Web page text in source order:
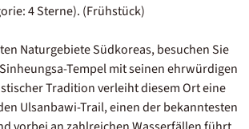
4 Sterne). (Frühstück)
Naturgebiete Südkoreas, besuchen Sie
Tempel mit seinen ehrwürdigen
Tradition verleiht diesem Ort eine
Ulsanbawi-Trail, einen der bekanntesten